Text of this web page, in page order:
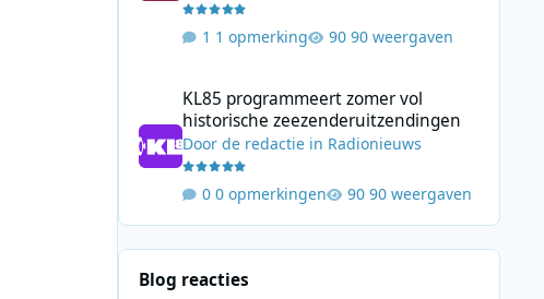
1 opmerking 90 weergaven
KL85 programmeert zomer vol
historische zeezenderuitzendingen
Door de redactiein Radionieuws
0 opmerkingen 90 weergaven
Blog reacties